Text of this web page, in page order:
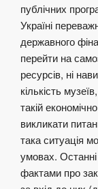
публічних
Україні
державного
перейти на
ресурсів, ні
кількість
такій
викликати
така ситуація
умовах. Останні
фактами про